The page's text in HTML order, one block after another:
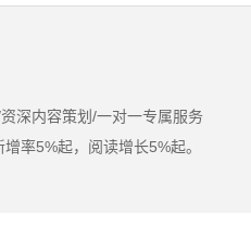
深内容策划/一对一专属服务
率5%起，阅读增长5%起。